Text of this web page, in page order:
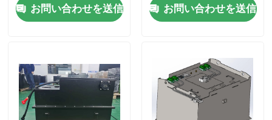
ホーム
接触
お問い合わせを送信
お問い合わせを送信